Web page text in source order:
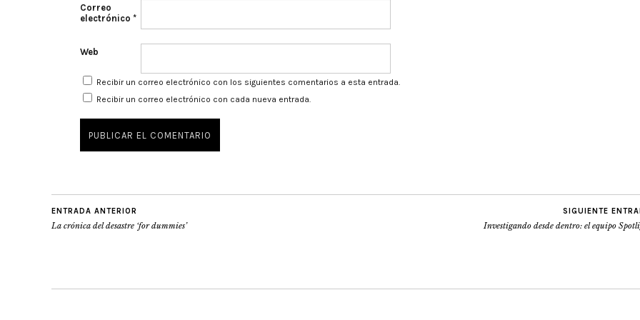
Correo
electrónico *
Web
Recibir un correo electrónico con los siguientes comentarios a esta entrada.
Recibir un correo electrónico con cada nueva entrada.
ENTRADA ANTERIOR
La crónica del desastre ‘for dummies’
SIGUIENTE
Investigando desde dentro: el equipo